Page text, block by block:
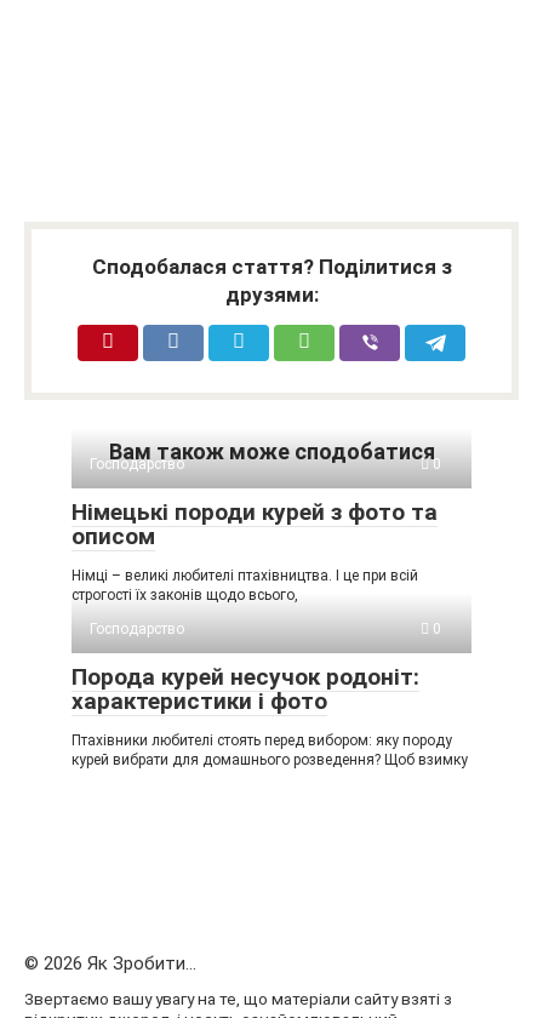
Сподобалася стаття? Поділитися з
друзями:
Вам також може сподобатися
Господарство 0
Німецькі породи курей з фото та
описом
Німці – великі любителі птахівництва. І це при всій
строгості їх законів щодо всього,
Господарство
0
Порода курей несучок родоніт:
характеристики і фото
Птахівники любителі стоять перед вибором: яку породу
курей вибрати для домашнього розведення? Щоб взимку
© 2026 Як Зробити...
Звертаємо вашу увагу на те, що матеріали сайту взяті з